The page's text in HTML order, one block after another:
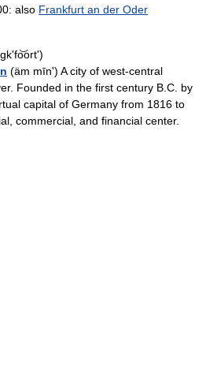
also Frankfurt an der Oder
(äm mīnʹ) A city of west-central
Founded in the first century B.C. by
capital of Germany from 1816 to
commercial, and financial center.